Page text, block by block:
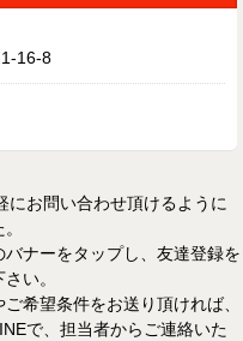
16-8
にお問い合わせ頂けるように
ナーをタップし、友達登録を
い。
希望条件をお送り頂ければ、
で、担当者からご連絡いた